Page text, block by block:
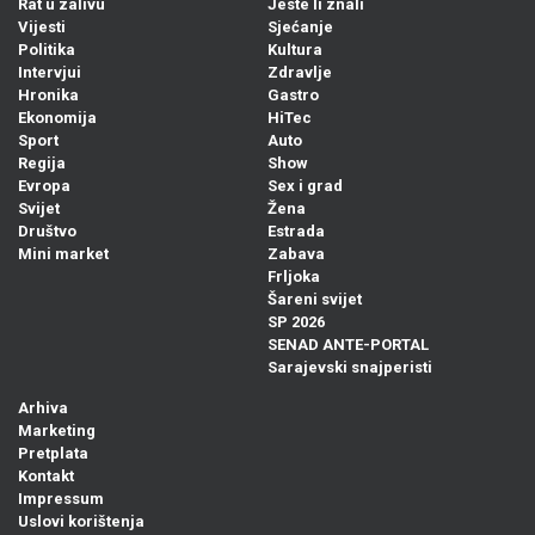
Rat u zalivu
Vijesti
Politika
Intervjui
Hronika
Ekonomija
Sport
Regija
Evropa
Svijet
Društvo
Mini market
Jeste li znali
Sjećanje
Kultura
Zdravlje
Gastro
HiTec
Auto
Show
Sex i grad
Žena
Estrada
Zabava
Frljoka
Šareni svijet
SP 2026
SENAD ANTE-PORTAL
Sarajevski snajperisti
Arhiva
Marketing
Pretplata
Kontakt
Impressum
Uslovi korištenja